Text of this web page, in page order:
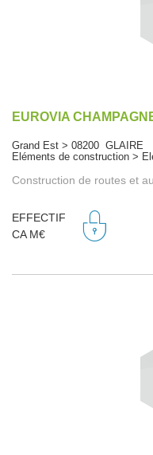
EUROVIA
Grand Est > 08200 GLAIRE
Eléments de construction >
Construction de routes et
EFFECTIF
CA M€